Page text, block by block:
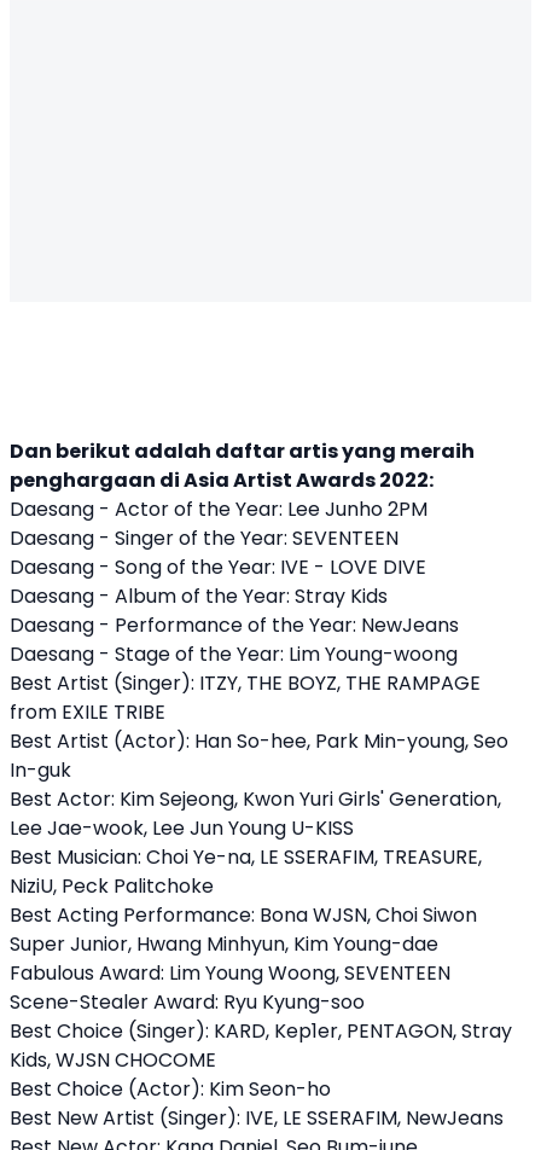
Dan berikut adalah daftar artis yang meraih
penghargaan di Asia Artist Awards 2022:
Daesang - Actor of the Year: Lee Junho 2PM
Daesang - Singer of the Year: SEVENTEEN
Daesang - Song of the Year: IVE - LOVE DIVE
Daesang - Album of the Year: Stray Kids
Daesang - Performance of the Year: NewJeans
Daesang - Stage of the Year: Lim Young-woong
Best Artist (Singer): ITZY, THE BOYZ, THE RAMPAGE
from EXILE TRIBE
Best Artist (Actor): Han So-hee, Park Min-young, Seo
In-guk
Best Actor: Kim Sejeong, Kwon Yuri Girls' Generation,
Lee Jae-wook, Lee Jun Young U-KISS
Best Musician: Choi Ye-na, LE SSERAFIM, TREASURE,
NiziU, Peck Palitchoke
Best Acting Performance: Bona WJSN, Choi Siwon
Super Junior, Hwang Minhyun, Kim Young-dae
Fabulous Award: Lim Young Woong, SEVENTEEN
Scene-Stealer Award: Ryu Kyung-soo
Best Choice (Singer): KARD, Kep1er, PENTAGON, Stray
Kids, WJSN CHOCOME
Best Choice (Actor): Kim Seon-ho
Best New Artist (Singer): IVE, LE SSERAFIM, NewJeans